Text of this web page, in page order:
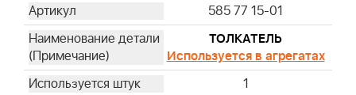
38
40
585 77 15-01
ТОЛКАТЕЛЬ
Используется в агрегатах
1